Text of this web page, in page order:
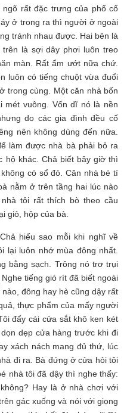
rất đặc trưng của phố cổ
ở trong ra thì người ở ngoài
tránh nhau được. Hai bên là
là sợi dây phơi luôn treo
màn. Rất ẩm ướt nữa chứ.
luôn có tiếng chuột vừa đuổi
trong cùng. Một căn nhà bốn
mét vuông. Vốn dĩ nó là nền
do các gia đình đều cố
nên không dùng đến nữa.
làm được nhà bà phải bỏ ra
hộ khác. Chả biết bây giờ thì
có sổ đỏ. Căn nhà bé tí
nằm ở trên tầng hai lúc nào
tôi rất thích bò theo cầu
giỏ, hộp của bà.
hiểu sao mỗi khi nghĩ về
lại luôn nhớ mùa đông nhất.
bằng sạch. Trông nó trơ trụi
tiếng gió rít đã biết ngoài
đông hay hè cũng dậy rất
thực phẩm của mấy người
đẩy cái cửa sắt khô ken két
dẹp cửa hàng trước khi đi
xách nách mang đủ thứ, lúc
đi ra. Bà đứng ở cửa hỏi tôi
nhà tôi đã dậy thì nghe thấy:
Hay là ở nhà chơi với
gác xuống và nói với giọng